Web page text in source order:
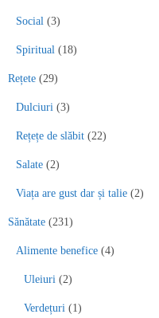
Social (3)
Spiritual (18)
Rețete (29)
Dulciuri (3)
Rețețe de slăbit (22)
Salate (2)
Viața are gust dar și talie (2)
Sănătate (231)
Alimente benefice (4)
Uleiuri (2)
Verdețuri (1)